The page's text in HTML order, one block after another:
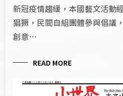
新冠疫情趨緩，本國藝文活動
猖獗，民間自組團體參與倡議
創意…
READ MORE